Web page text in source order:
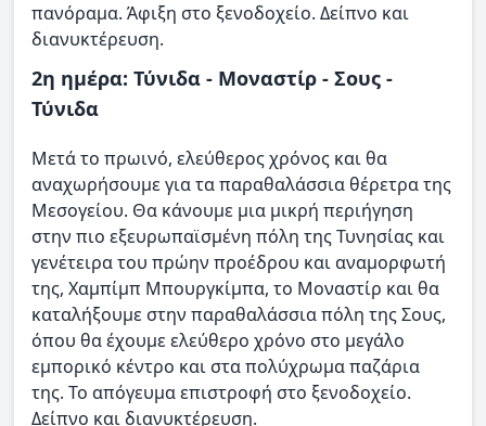
πανόραμα. Άφιξη στο ξενοδοχείο. Δείπνο και
διανυκτέρευση.
2η ημέρα: Τύνιδα - Μοναστίρ - Σους -
Τύνιδα
Μετά το πρωινό, ελεύθερος χρόνος και θα
αναχωρήσουμε για τα παραθαλάσσια θέρετρα της
Μεσογείου. Θα κάνουμε μια μικρή περιήγηση
στην πιο εξευρωπαϊσμένη πόλη της Τυνησίας και
γενέτειρα του πρώην προέδρου και αναμορφωτή
της, Χαμπίμπ Μπουργκίμπα, το Μοναστίρ και θα
καταλήξουμε στην παραθαλάσσια πόλη της Σους,
όπου θα έχουμε ελεύθερο χρόνο στο μεγάλο
εμπορικό κέντρο και στα πολύχρωμα παζάρια
της. Το απόγευμα επιστροφή στο ξενοδοχείο.
Δείπνο και διανυκτέρευση.